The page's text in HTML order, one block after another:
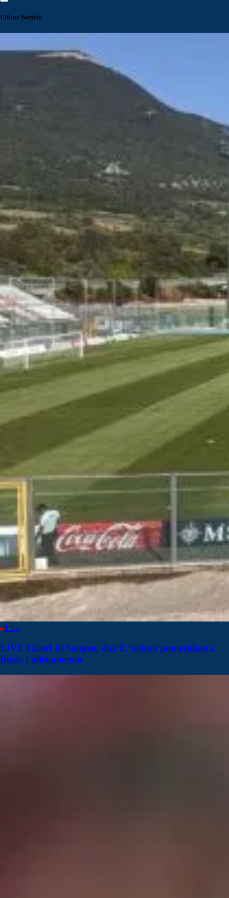
Ultime Notizie
Live
LIVE Castel di Sangro, day 8: seduta pomeridiana.
Inizia l'allenamento